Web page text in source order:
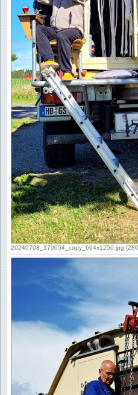
20240708_170054_copy_694x1250.jpg